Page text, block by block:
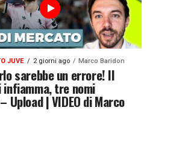
JUVE 2 giorni ago Marco Baridon
sarebbe un errore! Il
tre nomi
Upload | VIDEO di Marco